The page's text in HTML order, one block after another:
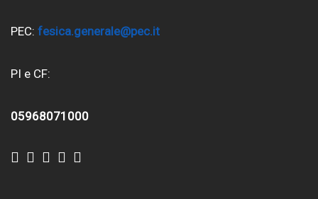
PEC: fesica.generale@pec.it
PI e CF:
05968071000